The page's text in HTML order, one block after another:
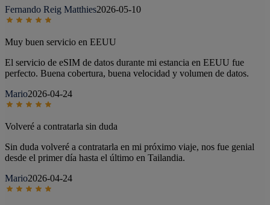
Fernando Reig Matthies2026-05-10
Muy buen servicio en EEUU
El servicio de eSIM de datos durante mi estancia en EEUU fue
perfecto. Buena cobertura, buena velocidad y volumen de datos.
Mario2026-04-24
Volveré a contratarla sin duda
Sin duda volveré a contratarla en mi próximo viaje, nos fue genial
desde el primer día hasta el último en Tailandia.
Mario2026-04-24